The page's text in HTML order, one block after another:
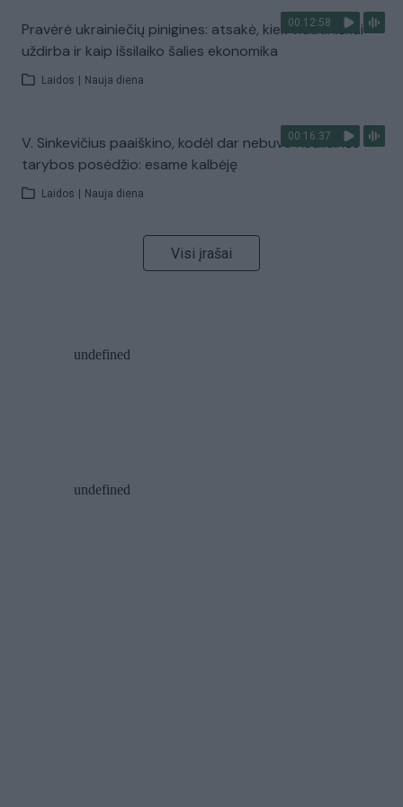
00:12:58
Pravėrė ukrainiečių pinigines: atsakė, kiek vidutiniškai
uždirba ir kaip išsilaiko šalies ekonomika
Laidos Nauja diena
00:16:37
V. Sinkevičius paaiškino, kodėl dar nebuvo Koalicinės
tarybos posėdžio: esame kalbėję
Laidos Nauja diena
Visi įrašai